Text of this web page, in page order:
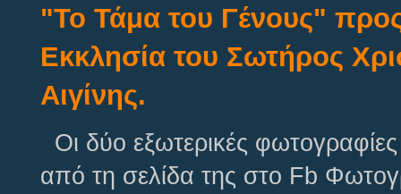
"Το Τάμα του Γένους"
Εκκλησία του Σωτήρος
Αιγίνης.
Οι δύο εξωτερικές
από τη σελίδα της στο Fb